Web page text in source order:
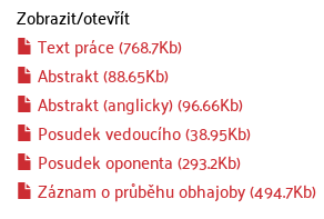
Zobrazit/otevřít
Text práce (768.7Kb)
Abstrakt (88.65Kb)
Abstrakt (anglicky) (96.66Kb)
Posudek vedoucího (38.95Kb)
Posudek oponenta (293.2Kb)
Záznam o průběhu obhajoby (494.7Kb)